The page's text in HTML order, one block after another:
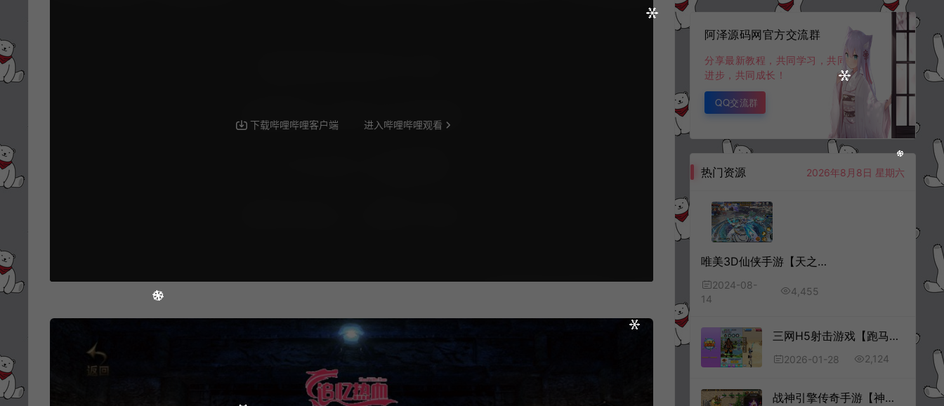
K授权后台+安卓苹果双端+详细搭建
阿泽源码网官方交流群
分享最新教程，共同学习，共同
进步，共同成长！
QQ交流群
热门资源 2026年8月8日 星期六
唯美3D仙侠手游【天之禁-契约战歌多区跨服Linux系统修复版】8月最新整理Linux手工服务端+运维管理后台+若依管理后台+GM账号授权后台+安卓+详细搭建教程+视频教程
2024-08-
14
4,455
三网H5射击游戏【跑马射箭H5】1月最新整理Linux手工服务端+Win一键服务端+解压即玩+详细搭建教程
2026-01-28 2,124
战神引擎传奇手游【神魔遮日第二季三职业】7月最新整理Win一键服务端+GM授权后台+安卓苹果双端+详细搭建教程+视频教程